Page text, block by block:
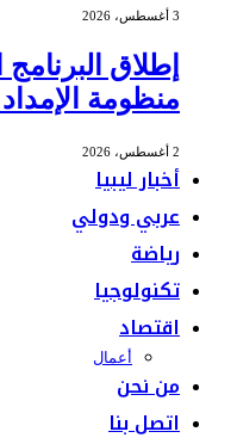
إطلاق
منظومة
أخبار ليبيا
عربي ودولي
رياضة
تكنولوجيا
اقتصاد
أعمال
من نحن
اتصل بنا